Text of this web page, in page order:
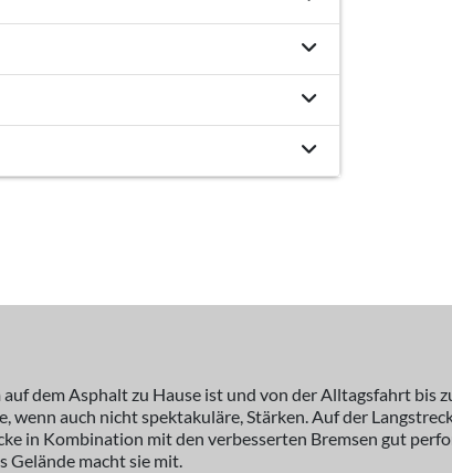
dem Asphalt zu Hause ist und von der Alltagsfahrt bis
wenn auch nicht spektakuläre, Stärken. Auf der
in Kombination mit den verbesserten Bremsen gut
Gelände macht sie mit.